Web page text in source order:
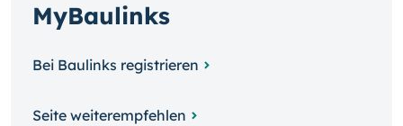
MyBaulinks
Bei Baulinks registrieren
Seite weiterempfehlen